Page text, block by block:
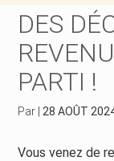
Piloter votre
Développer votre
Construire votre
Suivre votre
Gérer vos
Dématérialiser vos
DES
PARTI !
Par 28 AOÛT
Vous venez de